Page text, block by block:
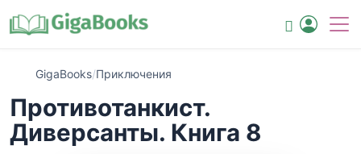
GigaBooks/Приключения
Противотанкист.
Диверсанты. Книга 8